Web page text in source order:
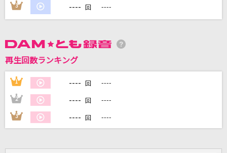
YUI
BUMP OF CHICKEN
lulu.
Mrs. GREEN APPLE
3 ---- 回 ----
再生回数ランキング
1 ---- 回 ----
2 ---- 回 ----
3 ---- 回 ----